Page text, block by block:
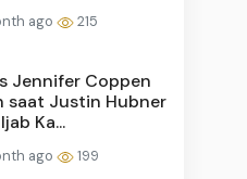
ago 215
Jennifer Coppen
saat Justin Hubner
Ka...
ago 199